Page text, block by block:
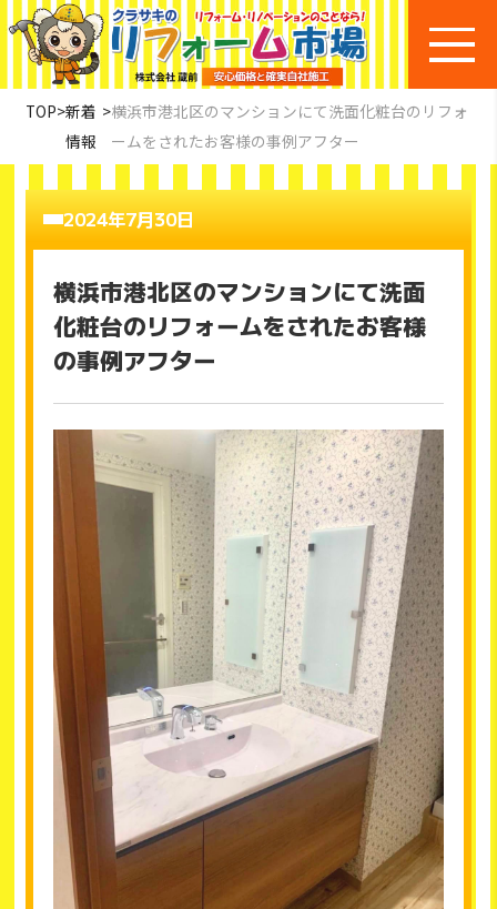
TOP>新着
情報
>横浜市港北区のマンションにて洗面化粧台のリフォ
ームをされたお客様の事例アフター
2024年7月30日
横浜市港北区のマンションにて洗面
化粧台のリフォームをされたお客様
の事例アフター